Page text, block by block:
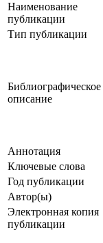
Наименование
публикации
Тип публикации
Библиографическое
описание
Аннотация
Ключевые cлова
Год публикации
Автор(ы)
Электронная копия
публикации